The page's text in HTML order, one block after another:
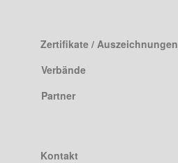
Zertifikate / Auszeichnungen
Verbände
Partner
Kontakt